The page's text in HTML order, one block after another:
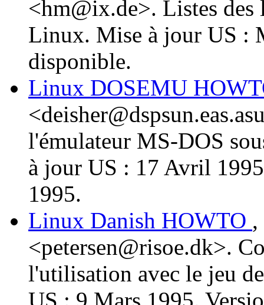
<hm@ix.de>. Listes
Linux. Mise à jour US :
disponible.
Linux DOSEMU
l'émulateur MS-DOS
à jour US : 17 Avril
1995.
Linux Danish HOWTO ,
<petersen@risoe.dk>.
l'utilisation avec le jeu